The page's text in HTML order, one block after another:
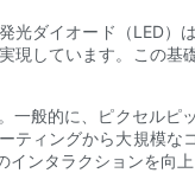
ダイオード（LED
しています。この
般的に、ピクセル
ィングから大規模
ンタラクションを向上